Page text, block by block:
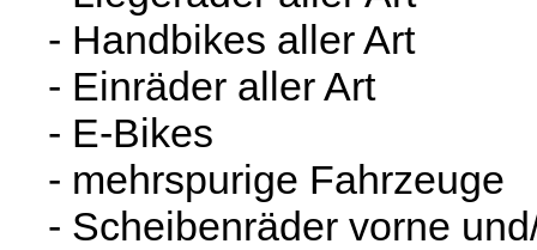
- Handbikes aller Art
- Einräder aller Art
- E-Bikes
- mehrspurige Fahrzeuge
- Scheibenräder vorne